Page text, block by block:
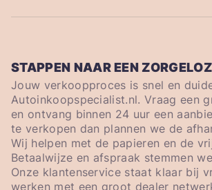
STAPPEN NAAR EEN
Jouw verkoopproces is snel en
Autoinkoopspecialist.nl. Vraag een
en ontvang binnen 24 uur een
te verkopen dan plannen we de
Wij helpen met de papieren en de
Betaalwijze en afspraak stemmen
Onze klantenservice staat klaar bij
werken met een groot dealer